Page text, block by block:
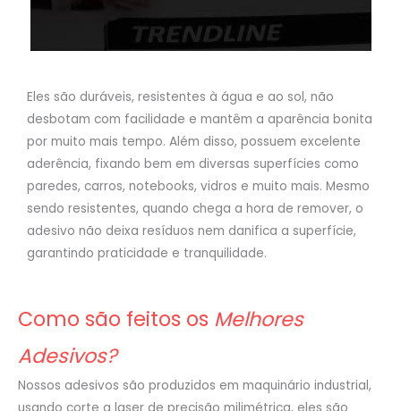
Eles são duráveis, resistentes à água e ao sol, não
desbotam com facilidade e mantêm a aparência bonita
por muito mais tempo. Além disso, possuem excelente
aderência, fixando bem em diversas superfícies como
paredes, carros, notebooks, vidros e muito mais. Mesmo
sendo resistentes, quando chega a hora de remover, o
adesivo não deixa resíduos nem danifica a superfície,
garantindo praticidade e tranquilidade.
Como são feitos os Melhores
Adesivos?
Nossos adesivos são produzidos em maquinário industrial,